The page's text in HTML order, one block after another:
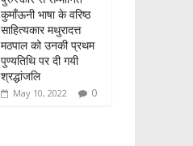
कुमाँऊनी भाषा के वरिष्ठ
साहित्यकार मथुरादत्त
मठपाल को उनकी प्रथम
पुण्यतिथि पर दी गयी
श्रद्धांजलि
May 10, 2022 0